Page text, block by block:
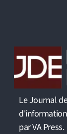
Le Journal
par VA Press.